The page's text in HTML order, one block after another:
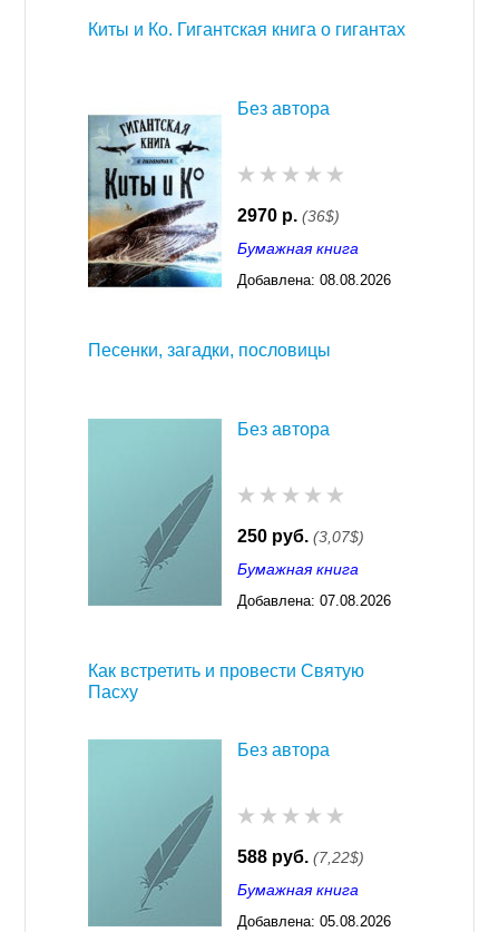
Киты и Ко. Гигантская книга о гигантах
Без автора
2970 р. (36$)
Бумажная книга
Добавлена: 08.08.2026
Песенки, загадки, пословицы
Без автора
250 руб. (3,07$)
Бумажная книга
Добавлена: 07.08.2026
Как встретить и провести Святую
Пасху
Без автора
588 руб. (7,22$)
Бумажная книга
Добавлена: 05.08.2026